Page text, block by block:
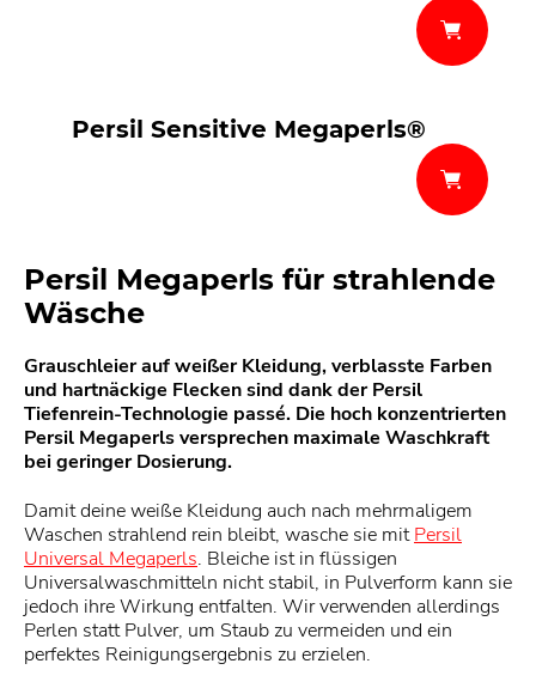
Persil Sensitive Megaperls®
Persil Megaperls für strahlende
Wäsche
Grauschleier auf weißer Kleidung, verblasste Farben
und hartnäckige Flecken sind dank der Persil
Tiefenrein-Technologie passé. Die hoch konzentrierten
Persil Megaperls versprechen maximale Waschkraft
bei geringer Dosierung.
Damit deine weiße Kleidung auch nach mehrmaligem
Waschen strahlend rein bleibt, wasche sie mitPersil
Universal Megaperls. Bleiche ist in flüssigen
Universalwaschmitteln nicht stabil, in Pulverform kann sie
jedoch ihre Wirkung entfalten. Wir verwenden allerdings
Perlen statt Pulver, um Staub zu vermeiden und ein
perfektes Reinigungsergebnis zu erzielen.